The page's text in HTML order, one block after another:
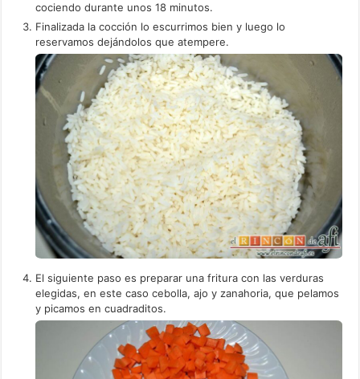
cociendo durante unos 18 minutos.
Finalizada la cocción lo escurrimos bien y luego lo
reservamos dejándolos que atempere.
El siguiente paso es preparar una fritura con las verduras
elegidas, en este caso cebolla, ajo y zanahoria, que pelamos
y picamos en cuadraditos.